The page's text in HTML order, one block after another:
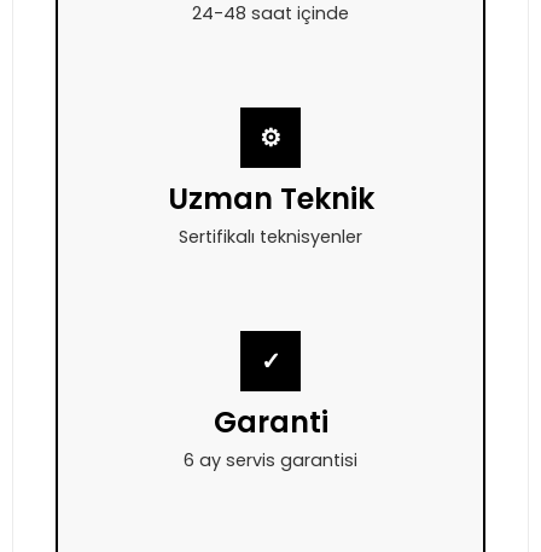
24-48 saat içinde
⚙
Uzman Teknik
Sertifikalı teknisyenler
✓
Garanti
6 ay servis garantisi